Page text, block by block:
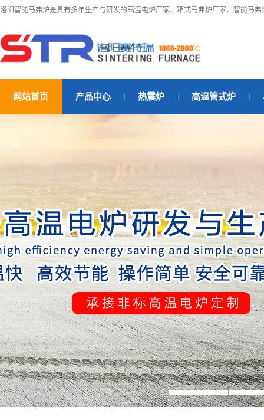
洛阳智能马弗炉是具有多年生产与研发的高温电炉厂家、箱式马弗炉厂家、智能马弗
网站首页 产品中心 热震炉 高温管式炉